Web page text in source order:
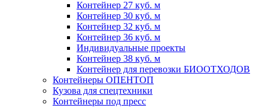
Контейнер 27 куб. м
Контейнер 30 куб. м
Контейнер 32 куб. м
Контейнер 36 куб. м
Индивидуальные проекты
Контейнер 38 куб. м
Контейнер для перевозки БИООТХОДОВ
Контейнеры ОПЕНТОП
Кузова для спецтехники
Контейнеры под пресс